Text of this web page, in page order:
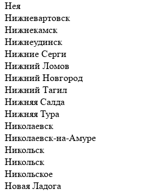
Нея
Нижневартовск
Нижнекамск
Нижнеудинск
Нижние Серги
Нижний Ломов
Нижний Новгород
Нижний Тагил
Нижняя Салда
Нижняя Тура
Николаевск
Николаевск-на-Амуре
Никольск
Никольск
Никольское
Новая Ладога